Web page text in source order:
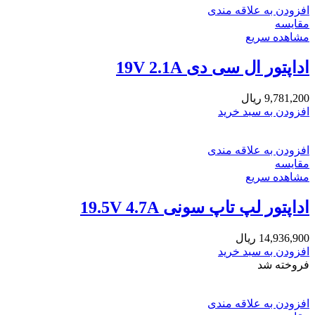
افزودن به علاقه مندی
مقایسه
مشاهده سریع
اداپتور ال سی دی 19V 2.1A
9,781,200 ریال
افزودن به سبد خرید
افزودن به علاقه مندی
مقایسه
مشاهده سریع
اداپتور لپ تاپ سونی 19.5V 4.7A
14,936,900 ریال
افزودن به سبد خرید
فروخته شد
افزودن به علاقه مندی